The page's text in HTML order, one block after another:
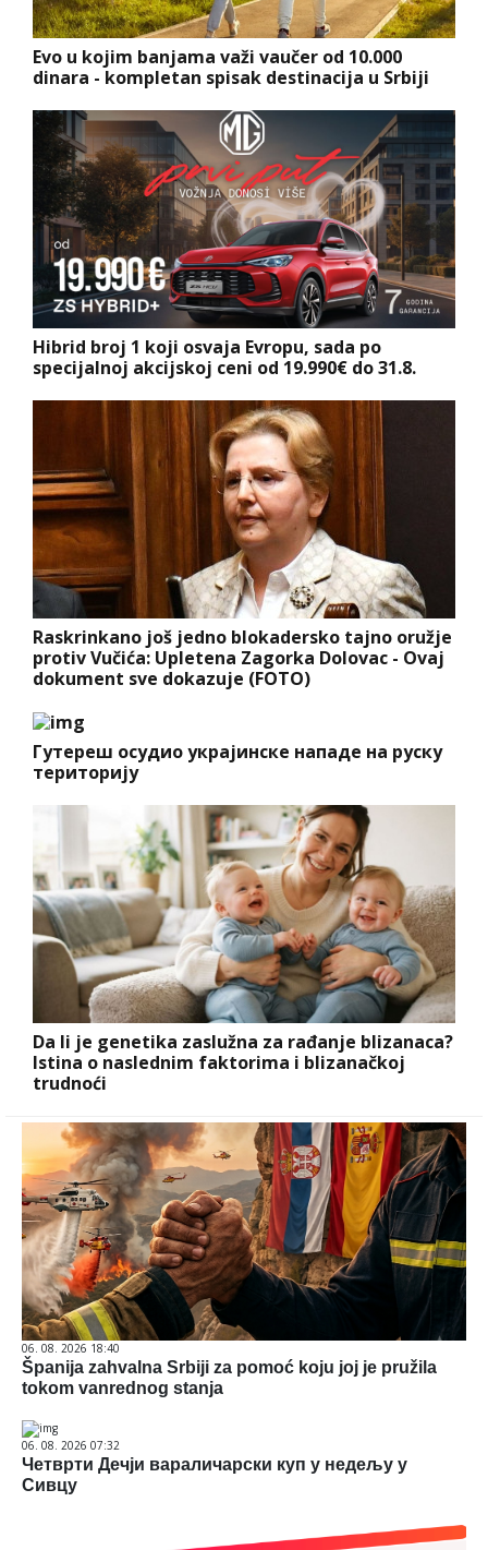
Evo u kojim banjama važi vaučer od 10.000
dinara - kompletan spisak destinacija u Srbiji
Hibrid broj 1 koji osvaja Evropu, sada po
specijalnoj akcijskoj ceni od 19.990€ do 31.8.
Raskrinkano još jedno blokadersko tajno oružje
protiv Vučića: Upletena Zagorka Dolovac - Ovaj
dokument sve dokazuje (FOTO)
Гутереш осудио украјинске нападе на руску
територију
Da li je genetika zaslužna za rađanje blizanaca?
Istina o naslednim faktorima i blizanačkoj
trudnoći
06. 08. 2026 18:40
Španija zahvalna Srbiji za pomoć koju joj je pružila
tokom vanrednog stanja
06. 08. 2026 07:32
Четврти Дечји вараличарски куп у недељу у
Сивцу